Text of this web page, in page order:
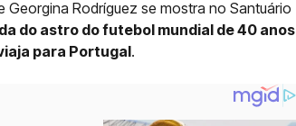
Rodríguez se mostra no Santuário
do astro do futebol mundial de 40 anos
para Portugal.